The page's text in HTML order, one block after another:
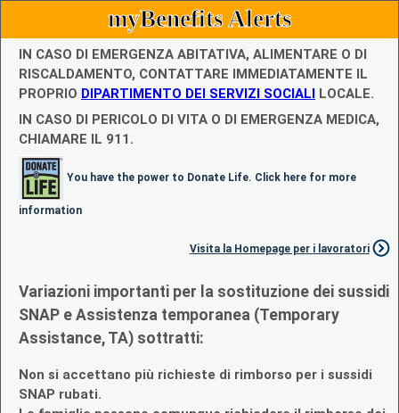
myBenefits Alerts
IN CASO DI EMERGENZA ABITATIVA, ALIMENTARE O DI
RISCALDAMENTO, CONTATTARE IMMEDIATAMENTE IL
PROPRIO DIPARTIMENTO DEI SERVIZI SOCIALI LOCALE.
IN CASO DI PERICOLO DI VITA O DI EMERGENZA MEDICA,
CHIAMARE IL 911.
You have the power to Donate Life. Click here for more
information
Visita la Homepage per i lavoratori
Variazioni importanti per la sostituzione dei sussidi
SNAP e Assistenza temporanea (Temporary
Assistance, TA) sottratti:
Non si accettano più richieste di rimborso per i sussidi
SNAP rubati.